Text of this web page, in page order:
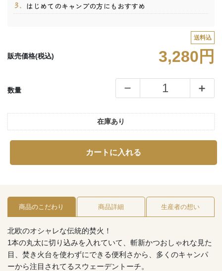
はじめてのキャンプの方にもおすすめ
送料込
販売価格(税込) 3,280円
数量
在庫あり
カートに入れる
商品のこだわり 商品詳細 生産者の想い
北欧のオシャレな伝統的焚火！
1本の丸太に切り込みを入れていて、斬新かつおしゃれな見た
目、焚き火台を使わずにできる便利さから、多くのキャンパ
ーから注目されてるスウェーデントーチ。